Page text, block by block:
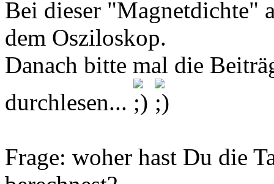
Bei dieser "Magnetdichte"
dem Osziloskop.
Danach bitte mal die
durchlesen...
Frage: woher hast Du die